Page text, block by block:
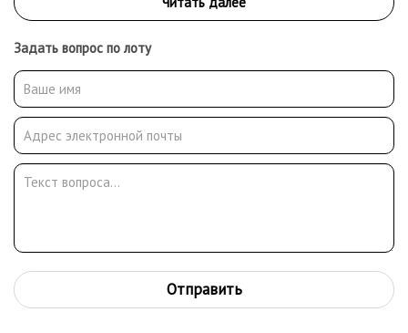
Задать вопрос по лоту
Отправить